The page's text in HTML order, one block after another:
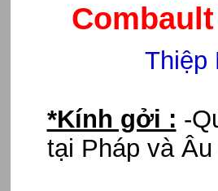
Thiệp
*Kính gởi : -
tại Pháp và Âu